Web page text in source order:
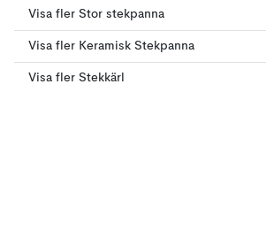
Visa fler Stor stekpanna
Visa fler Keramisk Stekpanna
Visa fler Stekkärl